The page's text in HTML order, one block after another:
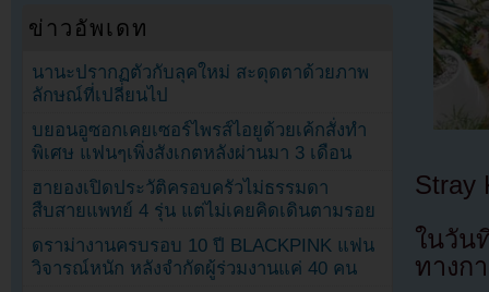
Stray
ในวัน
ทางก
ข่าวอัพเดท
นานะปรากฏตัวกับลุคใหม่ สะดุดตาด้วยภาพ
ลักษณ์ที่เปลี่ยนไป
บยอนอูซอกเคยเซอร์ไพรส์ไอยูด้วยเค้กสั่งทำ
พิเศษ แฟนๆเพิ่งสังเกตหลังผ่านมา 3 เดือน
ฮายองเปิดประวัติครอบครัวไม่ธรรมดา
สืบสายแพทย์ 4 รุ่น แต่ไม่เคยคิดเดินตามรอย
ดราม่างานครบรอบ 10 ปี BLACKPINK แฟน
วิจารณ์หนัก หลังจำกัดผู้ร่วมงานแค่ 40 คน